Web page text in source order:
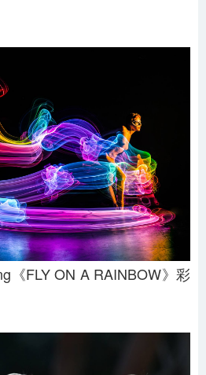
《FLY ON A RAINBOW》彩